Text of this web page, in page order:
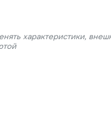
характеристики,